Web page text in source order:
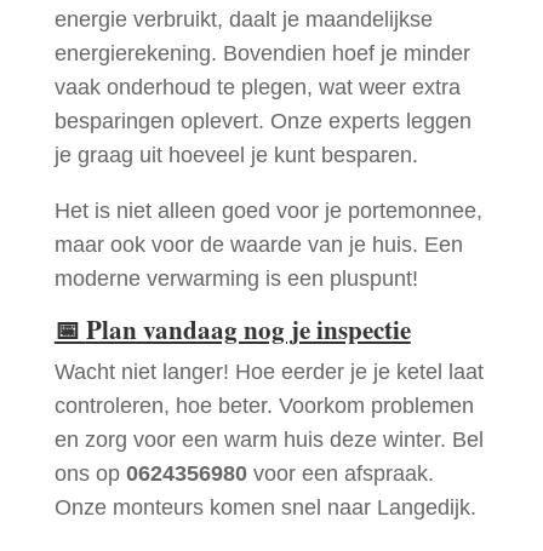
energie verbruikt, daalt je maandelijkse
energierekening. Bovendien hoef je minder
vaak onderhoud te plegen, wat weer extra
besparingen oplevert. Onze experts leggen
je graag uit hoeveel je kunt besparen.
Het is niet alleen goed voor je portemonnee,
maar ook voor de waarde van je huis. Een
moderne verwarming is een pluspunt!
📅 Plan vandaag nog je inspectie
Wacht niet langer! Hoe eerder je je ketel laat
controleren, hoe beter. Voorkom problemen
en zorg voor een warm huis deze winter. Bel
ons op 0624356980voor een afspraak.
Onze monteurs komen snel naar Langedijk.